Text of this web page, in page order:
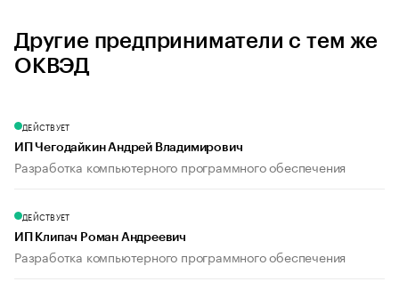
Другие предприниматели с тем же
ОКВЭД
ДЕЙСТВУЕТ
ИП Чегодайкин Андрей Владимирович
Разработка компьютерного программного обеспечения
ДЕЙСТВУЕТ
ИП Клипач Роман Андреевич
Разработка компьютерного программного обеспечения